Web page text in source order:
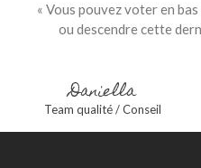
« Vous pouvez voter en
ou descendre cette
Daniella
Team qualité / Conseil